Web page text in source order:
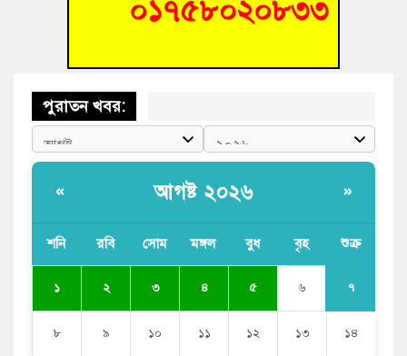
বুড়িচংয়ে জুলাই গণঅভ্যুত্থান দিবস উদযাপন উপলক্ষে প্রস্তুতিমূলক
পুরাতন খবর:
« আগষ্ট ২০২৬ »
শনি রবি সোম মঙ্গল বুধ বৃহ শুক্র
১ ২ ৩ ৪ ৫ ৬ ৭
৮ ৯ ১০ ১১ ১২ ১৩ ১৪